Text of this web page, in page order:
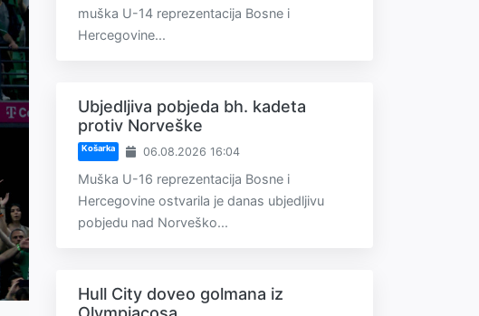
muška U-14 reprezentacija Bosne i
Hercegovine...
Ubjedljiva pobjeda bh. kadeta
protiv Norveške
Košarka 06.08.2026 16:04
Muška U-16 reprezentacija Bosne i
Hercegovine ostvarila je danas ubjedljivu
pobjedu nad Norveško...
Hull City doveo golmana iz